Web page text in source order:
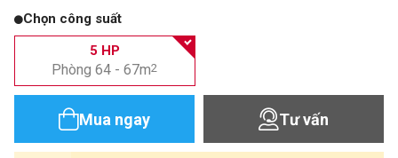
Chọn công suất
5 HP
Phòng 64 - 67m2
Mua ngay Tư vấn